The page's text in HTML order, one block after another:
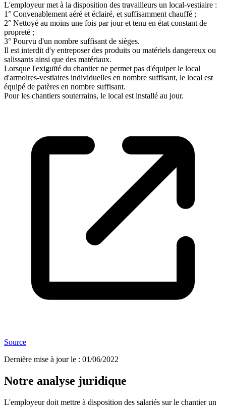
L'employeur met à la disposition des travailleurs un local-vestiaire :
1° Convenablement aéré et éclairé, et suffisamment chauffé ;
2° Nettoyé au moins une fois par jour et tenu en état constant de
propreté ;
3° Pourvu d'un nombre suffisant de sièges.
Il est interdit d'y entreposer des produits ou matériels dangereux ou
salissants ainsi que des matériaux.
Lorsque l'exiguïté du chantier ne permet pas d'équiper le local
d'armoires-vestiaires individuelles en nombre suffisant, le local est
équipé de patères en nombre suffisant.
Pour les chantiers souterrains, le local est installé au jour.
Source
Dernière mise à jour le : 01/06/2022
Notre analyse juridique
L'employeur doit mettre à disposition des salariés sur le chantier un